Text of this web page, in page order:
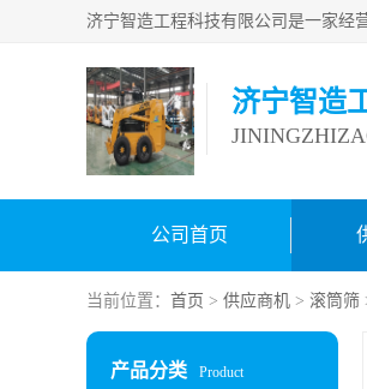
济宁智造
公司首页
当前位置： 首页 > 供应商机 > 滚筒筛
产品分类 Product